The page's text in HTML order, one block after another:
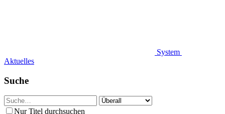
System
Aktuelles
Suche
Nur Titel durchsuchen